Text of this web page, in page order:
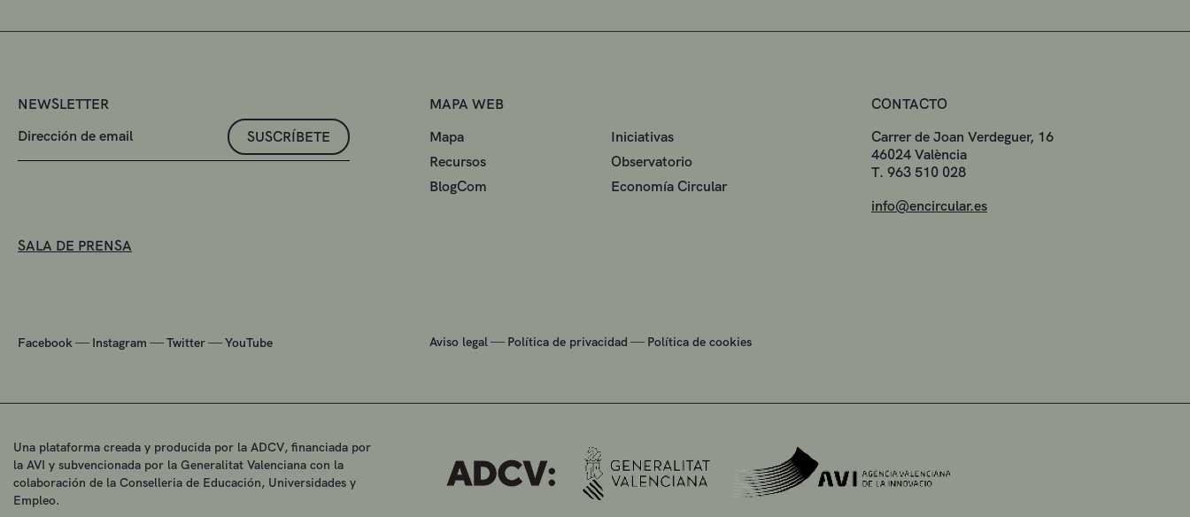
NEWSLETTER
SUSCRÍBETE
SALA DE PRENSA
Facebook — Instagram —Twitter—YouTube
MAPA WEB
Mapa
Iniciativas
Recursos
Observatorio
BlogCom
Economía Circular
Aviso legal — Política de privacidad — Política de cookies
CONTACTO
Carrer de Joan Verdeguer, 16
46024 València
T. 963 510 028
info@encircular.es
Una plataforma creada y producida por la ADCV, financiada por
la AVI y subvencionada por la Generalitat Valenciana con la
colaboración de la Conselleria de Educación, Universidades y
Empleo.